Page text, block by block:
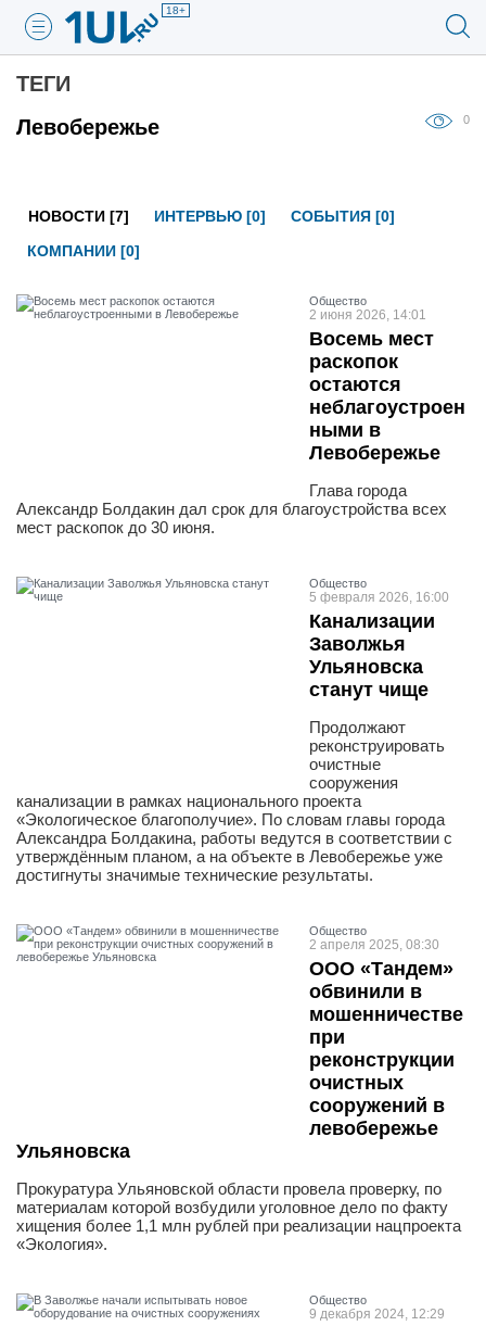
18+
ТЕГИ
Левобережье
0
НОВОСТИ [7] ИНТЕРВЬЮ [0]
СОБЫТИЯ [0]
КОМПАНИИ [0]
Общество
2 июня 2026, 14:01
Восемь мест
раскопок
остаются
неблагоустроен
ными в
Левобережье
Глава города
Александр Болдакин дал срок для благоустройства всех
мест раскопок до 30 июня.
Общество
5 февраля 2026, 16:00
Канализации
Заволжья
Ульяновска
станут чище
Продолжают
реконструировать
очистные
сооружения
канализации в рамках национального проекта
«Экологическое благополучие». По словам главы города
Александра Болдакина, работы ведутся в соответствии с
утверждённым планом, а на объекте в Левобережье уже
достигнуты значимые технические результаты.
Общество
2 апреля 2025, 08:30
ООО «Тандем»
обвинили в
мошенничестве
при
реконструкции
очистных
сооружений в
левобережье
Ульяновска
Прокуратура Ульяновской области провела проверку, по
материалам которой возбудили уголовное дело по факту
хищения более 1,1 млн рублей при реализации нацпроекта
«Экология».
Общество
9 декабря 2024, 12:29